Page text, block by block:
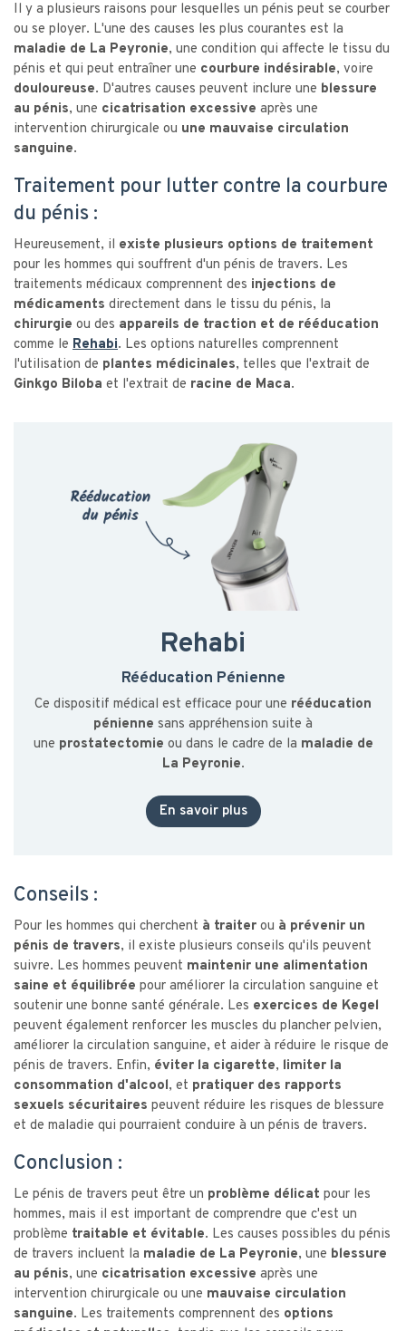
Il y a plusieurs raisons pour lesquelles un pénis peut se courber
ou se ployer. L'une des causes les plus courantes est la
maladie de La Peyronie, une condition qui affecte le tissu du
pénis et qui peut entraîner une courbure indésirable, voire
douloureuse. D'autres causes peuvent inclure une blessure
au pénis, une cicatrisation excessive après une
intervention chirurgicale ou une mauvaise circulation
sanguine.
Traitement pour lutter contre la courbure
du pénis :
Heureusement, il existe plusieurs options de traitement
pour les hommes qui souffrent d'un pénis de travers. Les
traitements médicaux comprennent des injections de
médicaments directement dans le tissu du pénis, la
chirurgie ou des appareils de traction et de rééducation
comme le Rehabi. Les options naturelles comprennent
l'utilisation de plantes médicinales, telles que l'extrait de
Ginkgo Biloba et l'extrait de racine de Maca.
Rehabi
Rééducation Pénienne
Ce dispositif médical est efficace pour une rééducation
pénienne sans appréhension suite à
une prostatectomie ou dans le cadre de la maladie de
La Peyronie.
En savoir plus
Conseils :
Pour les hommes qui cherchent à traiter ou à prévenir un
pénis de travers, il existe plusieurs conseils qu'ils peuvent
suivre. Les hommes peuvent maintenir une alimentation
saine et équilibrée pour améliorer la circulation sanguine et
soutenir une bonne santé générale. Les exercices de Kegel
peuvent également renforcer les muscles du plancher pelvien,
améliorer la circulation sanguine, et aider à réduire le risque de
pénis de travers. Enfin, éviter la cigarette, limiter la
consommation d'alcool, et pratiquer des rapports
sexuels sécuritaires peuvent réduire les risques de blessure
et de maladie qui pourraient conduire à un pénis de travers.
Conclusion :
Le pénis de travers peut être un problème délicat pour les
hommes, mais il est important de comprendre que c'est un
problème traitable et évitable. Les causes possibles du pénis
de travers incluent la maladie de La Peyronie, une blessure
au pénis, une cicatrisation excessive après une
intervention chirurgicale ou une mauvaise circulation
sanguine. Les traitements comprennent des options